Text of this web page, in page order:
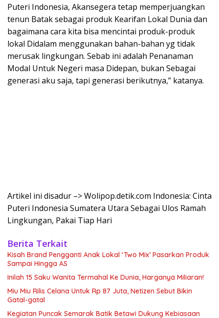
Puteri Indonesia, Akansegera tetap memperjuangkan
tenun Batak sebagai produk Kearifan Lokal Dunia dan
bagaimana cara kita bisa mencintai produk-produk
lokal Didalam menggunakan bahan-bahan yg tidak
merusak lingkungan. Sebab ini adalah Penanaman
Modal Untuk Negeri masa Didepan, bukan Sebagai
generasi aku saja, tapi generasi berikutnya,” katanya.
Artikel ini disadur –> Wolipop.detik.com Indonesia: Cinta
Puteri Indonesia Sumatera Utara Sebagai Ulos Ramah
Lingkungan, Pakai Tiap Hari
Berita Terkait
Kisah Brand Pengganti Anak Lokal ‘Two Mix’ Pasarkan Produk
Sampai Hingga AS
Inilah 15 Saku Wanita Termahal Ke Dunia, Harganya Miliaran!
Miu Miu Rilis Celana Untuk Rp 87 Juta, Netizen Sebut Bikin
Gatal-gatal
Kegiatan Puncak Semarak Batik Betawi Dukung Kebiasaan